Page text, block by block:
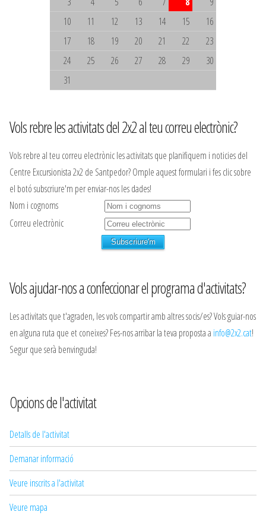
10
11 12 13 14 15
16
17
18 19 20 21 22
23
24
25 26 27 28 29
30
31
Vols rebre les activitats del 2x2 al teu correu electrònic?
Vols rebre al teu correu electrònic les activitats que planifiquem i noticies del
Centre Excursionista 2x2 de Santpedor? Omple aquest formulari i fes clic sobre
el botó subscriure'm per enviar-nos les dades!
Nom i cognoms
Correu electrònic
Vols ajudar-nos a confeccionar el programa d'activitats?
Les activitats que t'agraden, les vols compartir amb altres socis/es? Vols guiar-nos
en alguna ruta que et coneixes? Fes-nos arribar la teva proposta a info@2x2.cat!
Segur que serà benvinguda!
Opcions de l'activitat
Detalls de l'activitat
Demanar informació
Veure inscrits a l'activitat
Veure mapa